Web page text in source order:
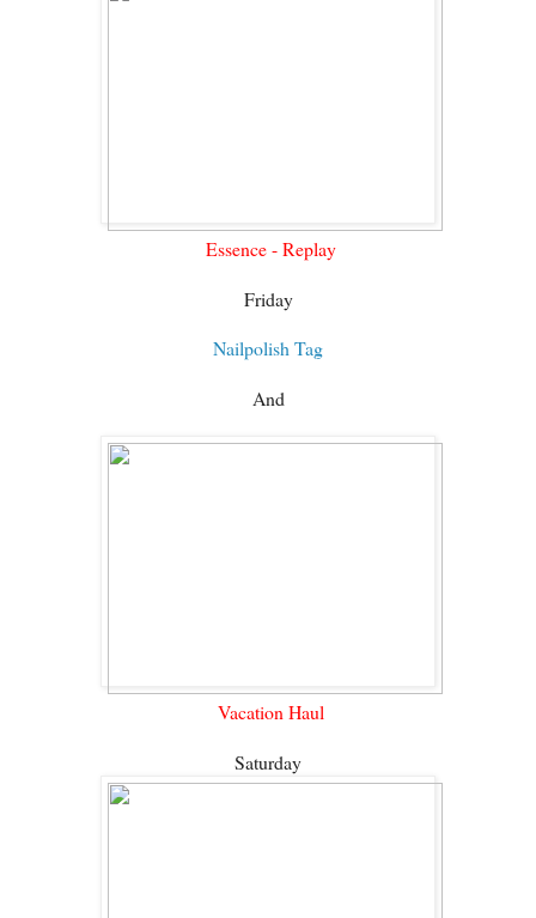
Essence - Replay
Friday
Nailpolish Tag
And
Vacation Haul
Saturday